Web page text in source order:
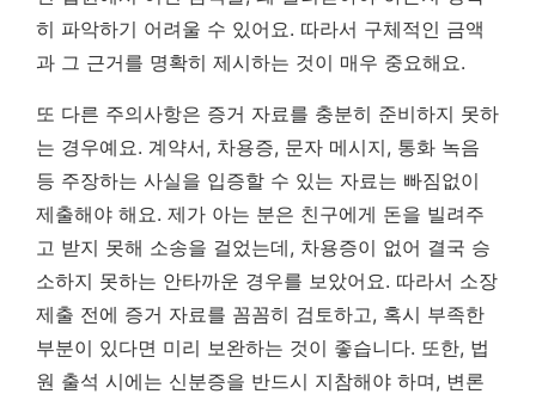
히 파악하기 어려울 수 있어요. 따라서 구체적인 금액
과 그 근거를 명확히 제시하는 것이 매우 중요해요.
또 다른 주의사항은 증거 자료를 충분히 준비하지 못하
는 경우예요. 계약서, 차용증, 문자 메시지, 통화 녹음
등 주장하는 사실을 입증할 수 있는 자료는 빠짐없이
제출해야 해요. 제가 아는 분은 친구에게 돈을 빌려주
고 받지 못해 소송을 걸었는데, 차용증이 없어 결국 승
소하지 못하는 안타까운 경우를 보았어요. 따라서 소장
제출 전에 증거 자료를 꼼꼼히 검토하고, 혹시 부족한
부분이 있다면 미리 보완하는 것이 좋습니다. 또한, 법
원 출석 시에는 신분증을 반드시 지참해야 하며, 변론